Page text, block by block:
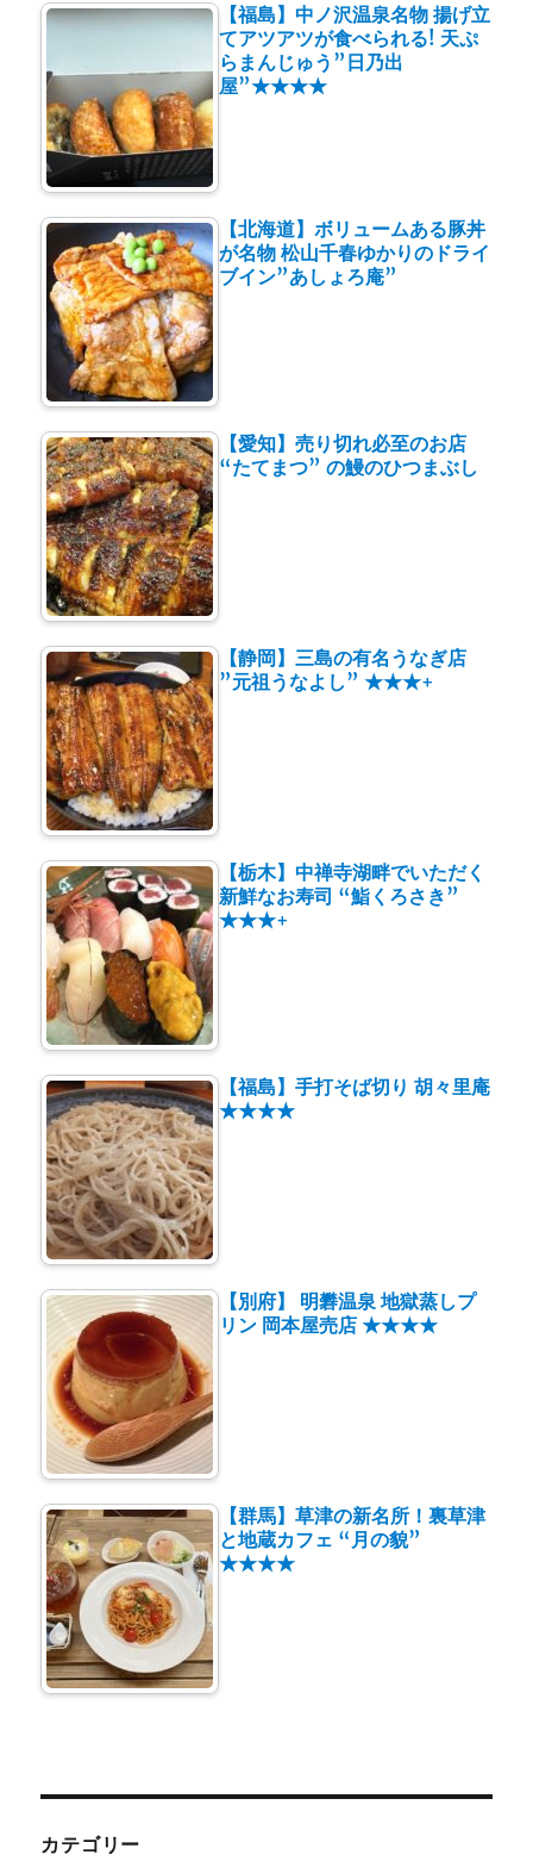
【福島】中ノ沢温泉名物 揚げ立
てアツアツが食べられる! 天ぷ
らまんじゅう”日乃出
屋”★★★★
【北海道】ボリュームある豚丼
が名物 松山千春ゆかりのドライ
ブイン”あしょろ庵”
【愛知】売り切れ必至のお店
“たてまつ” の鰻のひつまぶし
【静岡】三島の有名うなぎ店
”元祖うなよし” ★★★+
【栃木】中禅寺湖畔でいただく
新鮮なお寿司 “鮨くろさき”
★★★+
【福島】手打そば切り 胡々里庵
★★★★
【別府】 明礬温泉 地獄蒸しプ
リン 岡本屋売店 ★★★★
【群馬】草津の新名所！裏草津
と地蔵カフェ “月の貌”
★★★★
カテゴリー